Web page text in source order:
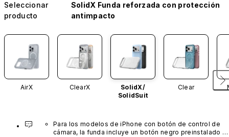
Seleccionar
producto
SolidX Funda reforzada con protección
antimpacto
AirX ClearX
SolidX/
SolidSuit
Clear
Para los modelos de iPhone con botón de control de
cámara, la funda incluye un botón negro preinstalado